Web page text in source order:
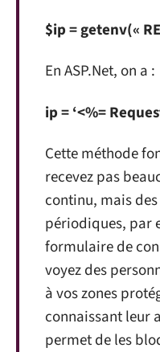
$ip = getenv(«
En ASP.Net, on a :
ip = ‘<%=
Cette méthode
recevez pas
continu, mais
périodiques, par
formulaire de
voyez des
à vos zones
connaissant leur
permet de les